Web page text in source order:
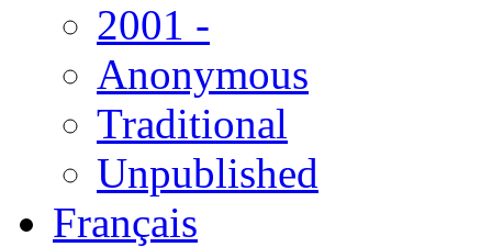
2001 -
Anonymous
Traditional
Unpublished
Français